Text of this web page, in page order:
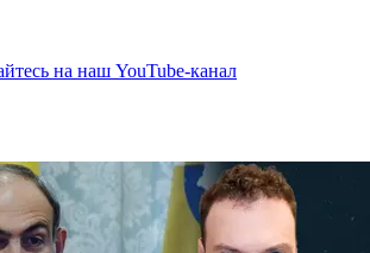
на наш YouTube-канал